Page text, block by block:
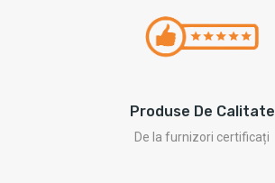
Produse De Calitate
De la furnizori certificați